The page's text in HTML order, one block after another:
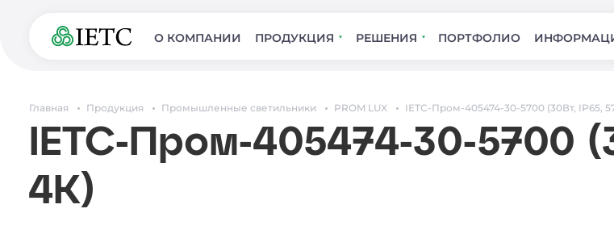
О КОМПАНИИ ПРОДУКЦИЯ РЕШЕНИЯ ПОРТФОЛИО
Главная Продукция Промышленные светильники PROM LUX IETC-Пром-405474-30-5700 (30Вт, IP65,
IETC-Пром-405474-30-5700
4К)